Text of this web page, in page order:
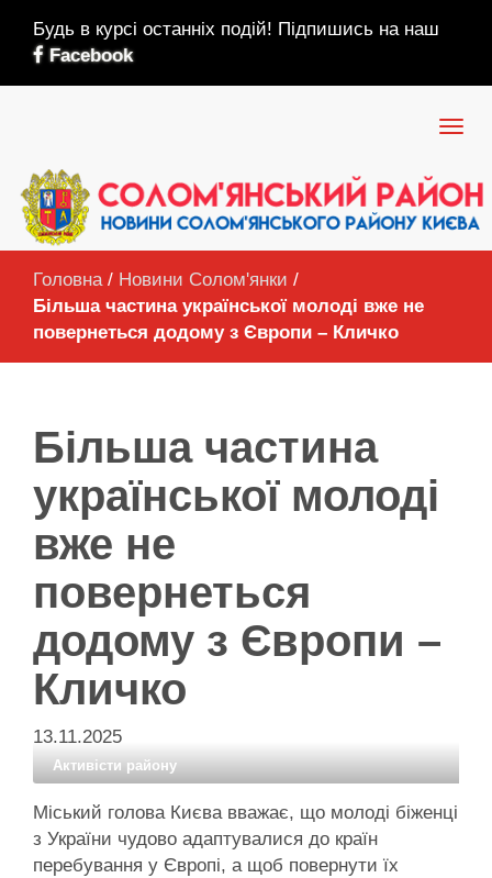
Будь в курсі останніх подій! Підпишись на наш
Facebook
Головна / Новини Солом'янки /
Більша частина української молоді вже не
повернеться додому з Європи – Кличко
Більша частина
української молоді
вже не
повернеться
додому з Європи –
Кличко
13.11.2025
Активісти району
Міський голова Києва вважає, що молоді біженці
з України чудово адаптувалися до країн
перебування у Європі, а щоб повернути їх